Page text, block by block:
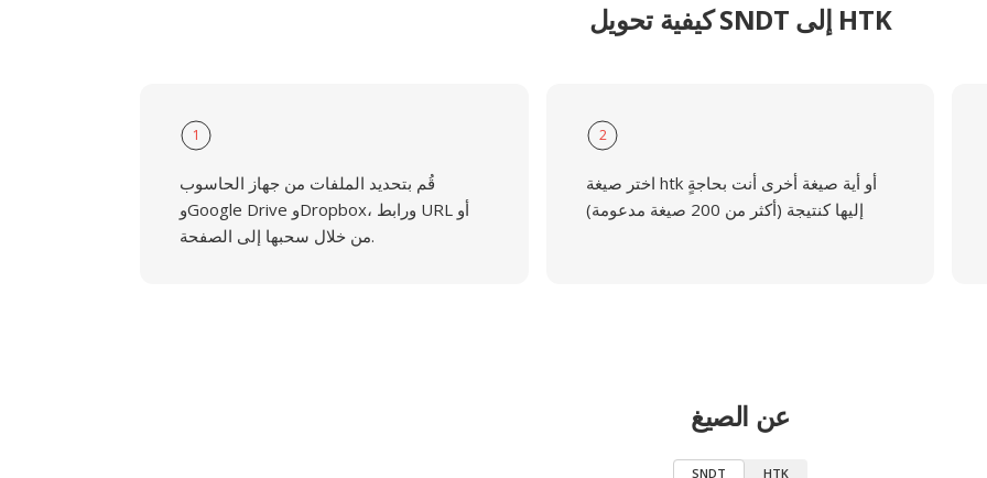
كيفية تحويل SNDT إلى HTK
1
قُم بتحديد الملفات من جهاز الحاسوب
وGoogle Drive وDropbox، ورابط URL أو
من خلال سحبها إلى الصفحة.
2
اختر صيغة htk أو أية صيغة أخرى أنت بحاجةٍ
إليها كنتيجة (أكثر من 200 صيغة مدعومة)
عن الصيغ
SNDT HTK